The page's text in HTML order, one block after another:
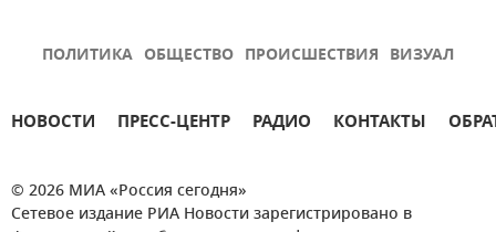
ПОЛИТИКА ОБЩЕСТВО ПРОИСШЕСТВИЯ ВИЗУАЛ
НОВОСТИ ПРЕСС-ЦЕНТР РАДИО КОНТАКТЫ
© 2026 МИА «Россия сегодня»
Сетевое издание РИА Новости зарегистрировано в